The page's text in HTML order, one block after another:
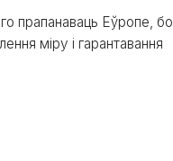
прапанаваць Еўропе, бо
міру і гарантавання